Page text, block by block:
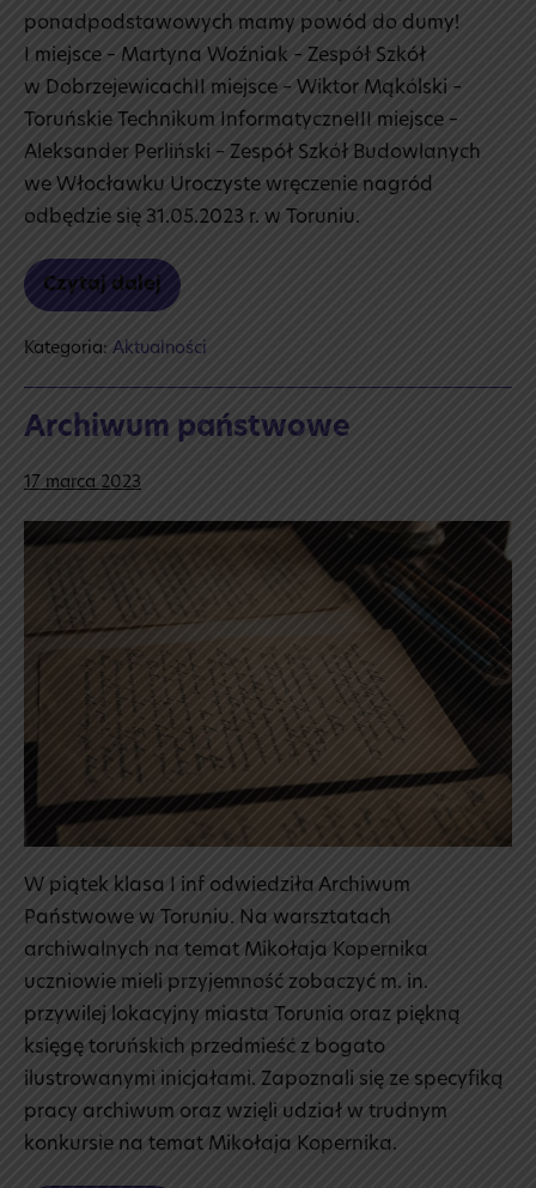
ponadpodstawowych mamy powód do dumy!
I miejsce – Martyna Woźniak – Zespół Szkół
w DobrzejewicachII miejsce – Wiktor Mąkólski –
Toruńskie Technikum InformatyczneIII miejsce –
Aleksander Perliński – Zespół Szkół Budowlanych
we Włocławku Uroczyste wręczenie nagród
odbędzie się 31.05.2023 r. w Toruniu.
Czytaj dalej
Infografika
Wiktora
Kategoria: Aktualności
Archiwum państwowe
17 marca 2023
Archiwum
W piątek klasa I inf odwiedziła Archiwum
Państwowe w Toruniu. Na warsztatach
archiwalnych na temat Mikołaja Kopernika
uczniowie mieli przyjemność zobaczyć m. in.
przywilej lokacyjny miasta Torunia oraz piękną
księgę toruńskich przedmieść z bogato
ilustrowanymi inicjałami. Zapoznali się ze specyfiką
pracy archiwum oraz wzięli udział w trudnym
konkursie na temat Mikołaja Kopernika.